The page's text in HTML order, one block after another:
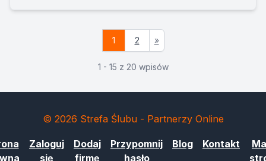
1 2 »
1 - 15 z 20 wpisów
© 2026 Strefa Ślubu - Partnerzy Online
Zaloguj
się
Dodaj
firmę
Przypomnij
hasło
Blog Kontakt